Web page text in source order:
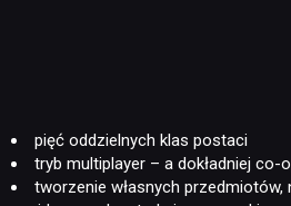
pięć oddzielnych klas postaci
tryb multiplayer – a dokładniej co-
tworzenie własnych